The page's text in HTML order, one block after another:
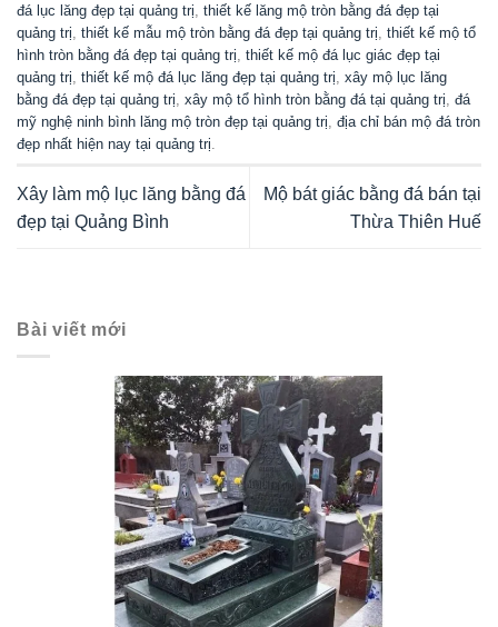
đá lục lăng đẹp tại quảng trị thiết kế lăng mộ tròn bằng đá đẹp tại
quảng trị thiết kế mẫu mộ tròn bằng đá đẹp tại quảng trị thiết kế mộ tổ
hình tròn bằng đá đẹp tại quảng trị thiết kế mộ đá lục giác đẹp tại
quảng trị thiết kế mộ đá lục lăng đẹp tại quảng trị xây mộ lục lăng
bằng đá đẹp tại quảng trị xây mộ tổ hình tròn bằng đá tại quảng trị đá
mỹ nghệ ninh bình lăng mộ tròn đẹp tại quảng trị địa chỉ bán mộ đá tròn
đẹp nhất hiện nay tại quảng trị
Xây làm mộ lục lăng bằng đá
đẹp tại Quảng Bình
Mộ bát giác bằng đá bán tại
Thừa Thiên Huế
Bài viết mới